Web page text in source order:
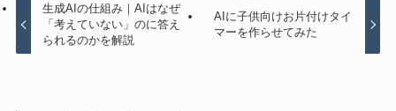
生成AIの仕組み｜AIはなぜ
「考えていない」のに答え
られるのかを解説
AIに子供向けお片付けタイ
マーを作らせてみた